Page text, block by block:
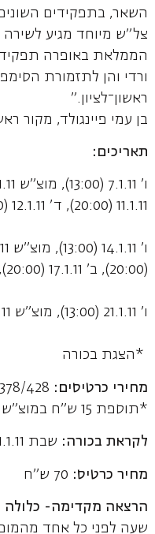
השאר, בתפקידים
צל"ש מיוחד מגיע
הממלאת באופרה תפקיד
ורדי והן לתזמורת
ראשון־לציון."
בן עמי פיינגולד, מקור
תאריכים:
11.1.11 (20:00), ד' 12.1.11 (20:00),
(20:00), ב' 17.1.11 (20:00), ה' 20.1.11 (20:00),
ו' 21.1.11 (13:00), מוצ"ש 22.1.11 (20:00)
*הצגת בכורה
מחירי כרטיסים:
*תוספת 15 ש"ח במוצ"ש
לקראת בכורה: שבת 1.1.11 (11:00)
מחיר כרטיס: 70 ש"ח
הרצאה מקדימה- כלולה
שעה לפני כל אחד